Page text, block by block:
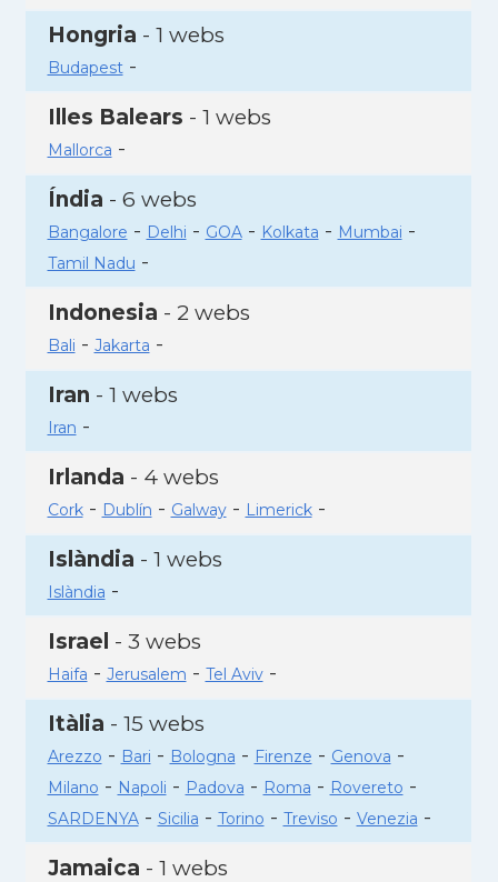
Hongria - 1 webs
Budapest-
Illes Balears - 1 webs
Mallorca -
Índia - 6 webs
Bangalore - Delhi - GOA- Kolkata - Mumbai -
Tamil Nadu -
Indonesia - 2 webs
Bali - Jakarta -
Iran - 1 webs
Iran -
Irlanda - 4 webs
Cork- Dublín - Galway- Limerick-
Islàndia - 1 webs
Islàndia -
Israel - 3 webs
Haifa - Jerusalem - Tel Aviv-
Itàlia - 15 webs
Arezzo - Bari - Bologna - Firenze - Genova -
Milano - Napoli - Padova - Roma - Rovereto -
SARDENYA- Sicilia - Torino - Treviso - Venezia -
Jamaica - 1 webs